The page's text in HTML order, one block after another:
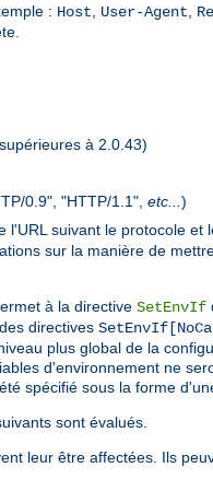
: Host User-Agent
à 2.0.43)
0.9", "HTTP/1.1", etc... )
suivant le protocole et
sur la manière de
à la directive SetEnvIf
directives
plus global de la
d'environnement ne
spécifié sous la forme
sont évalués.
leur être affectées. Ils